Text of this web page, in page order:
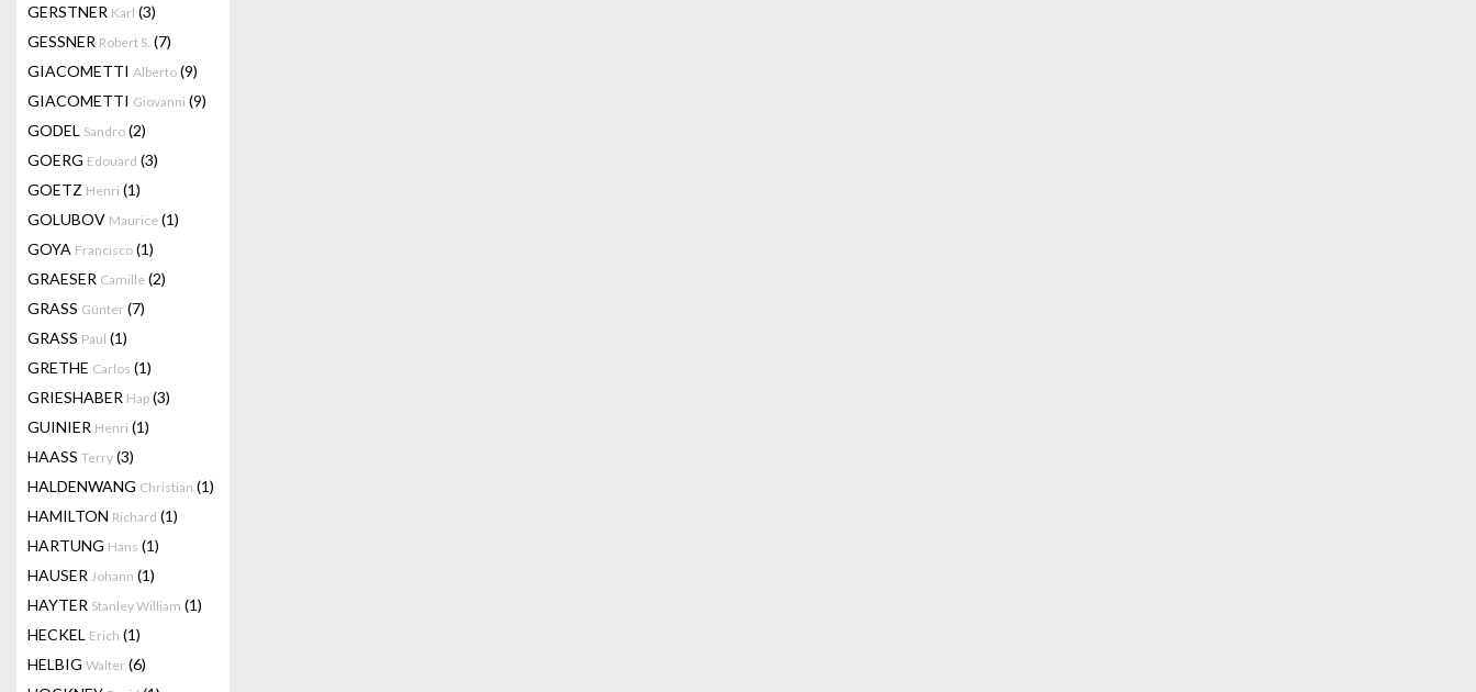
GERSTNER Karl (3)
GESSNER Robert S. (7)
GIACOMETTI Alberto (9)
GIACOMETTI Giovanni (9)
GODEL Sandro (2)
GOERG Edouard (3)
GOETZ Henri (1)
GOLUBOV Maurice (1)
GOYA Francisco (1)
GRAESER Camille (2)
GRASS Günter (7)
GRASS Paul (1)
GRETHE Carlos (1)
GRIESHABER Hap (3)
GUINIER Henri (1)
HAASS Terry (3)
HALDENWANG Christian (1)
HAMILTON Richard (1)
HARTUNG Hans (1)
HAUSER Johann (1)
HAYTER Stanley William (1)
HECKEL Erich (1)
HELBIG Walter (6)